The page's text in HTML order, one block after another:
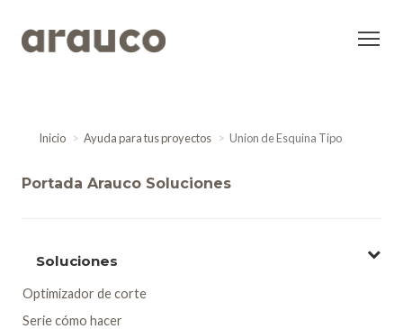
Inicio Ayuda para tus proyectos Union de Esquina Tipo
Portada Arauco Soluciones
Soluciones
Optimizador de corte
Serie cómo hacer